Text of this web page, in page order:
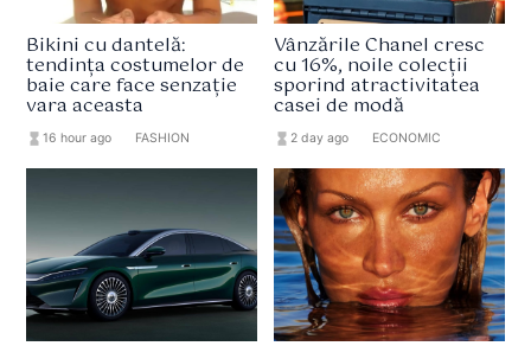
Bikini cu dantelă:
tendința costumelor de
baie care face senzație
vara aceasta
hourglass_full16 hour ago FASHION
Vânzările Chanel cresc
cu 16%, noile colecții
sporind atractivitatea
casei de modă
hourglass_full 2 day ago ECONOMIC